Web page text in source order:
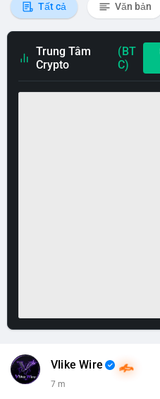
Tất cả Văn bản
Trung Tâm
Crypto
(BT
C)
Vlike Wire
7 m